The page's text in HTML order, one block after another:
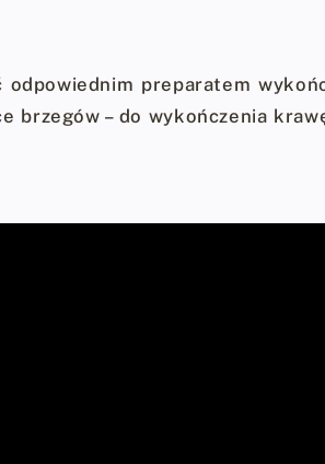
preparatem
– do wykończenia